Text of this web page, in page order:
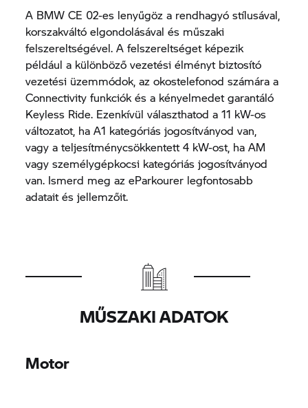
A BMW CE 02-es lenyűgöz a rendhagyó stílusával,
korszakváltó elgondolásával és műszaki
felszereltségével. A felszereltséget képezik
például a különböző vezetési élményt biztosító
vezetési üzemmódok, az okostelefonod számára a
Connectivity funkciók és a kényelmedet garantáló
Keyless Ride. Ezenkívül választhatod a 11 kW-os
változatot, ha A1 kategóriás jogosítványod van,
vagy a teljesítménycsökkentett 4 kW-ost, ha AM
vagy személygépkocsi kategóriás jogosítványod
van. Ismerd meg az eParkourer legfontosabb
adatait és jellemzőit.
MŰSZAKI ADATOK
Motor